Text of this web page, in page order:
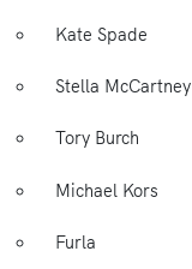
Kate Spade
Stella McCartney
Tory Burch
Michael Kors
Furla